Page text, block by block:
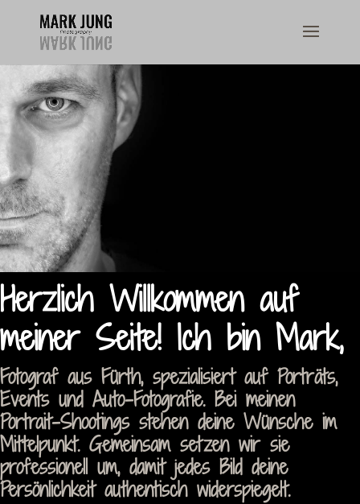
Herzlich Willkommen auf
meiner Seite! Ich bin Mark,
Fotograf aus Fürth, spezialisiert auf Porträts,
Events und Auto-Fotografie. Bei meinen
Portrait-Shootings stehen deine Wünsche im
Mittelpunkt. Gemeinsam setzen wir sie
professionell um, damit jedes Bild deine
Persönlichkeit authentisch widerspiegelt.